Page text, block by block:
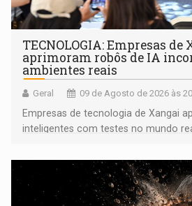
TECNOLOGIA: Empresas de
aprimoram robôs de IA
ambientes reais
Geral 09 de Agosto de 2026 às
Empresas de tecnologia de Xangai
inteligentes com testes no mundo